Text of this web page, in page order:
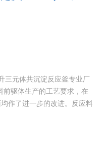
三元体共沉淀反应釜专业厂
前驱体生产的工艺要求，在
作了进一步的改进。反应料